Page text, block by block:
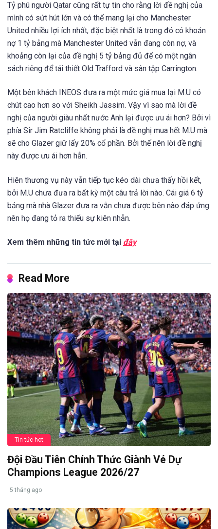
Tỷ phú người Qatar cũng rất tự tin cho rằng lời đề nghị của
mình có sứt hút lớn và có thể mang lại cho Manchester
United nhiều lợi ích nhất, đặc biệt nhất là trong đó có khoản
nợ 1 tỷ bảng mà Manchester United vẫn đang còn nợ, và
khoảng còn lại của đề nghị 5 tỷ bảng đủ để có một ngân
sách riêng để tái thiết Old Trafford và sân tập Carrington.
Một bên khách INEOS đưa ra một mức giá mua lại M.U có
chút cao hơn so với Sheikh Jassim. Vậy vì sao mà lời đề
nghị của người giàu nhất nước Anh lại được ưu ái hơn? Bởi vì
phía Sir Jim Ratcliffe không phải là đề nghị mua hết M.U mà
sẽ cho Glazer giữ lấy 20% cổ phần. Bởi thế nên lời đề nghị
này được ưu ái hơn hẳn.
Hiên thương vụ này vẫn tiếp tục kéo dài chưa thấy hồi kết,
bởi M.U chưa đưa ra bất kỳ một câu trả lời nào. Cái giá 6 tỷ
bảng mà nhà Glazer đưa ra vẫn chưa được bên nào đáp ứng
nên họ đang tỏ ra thiếu sự kiên nhẫn.
Xem thêm những tin tức mới tại đây
Read More
Tin tức hot
Đội Đầu Tiên Chính Thức Giành Vé Dự
Champions League 2026/27
5 tháng ago